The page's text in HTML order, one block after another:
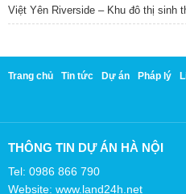
Việt Yên Riverside – Khu đô thị sinh
Trang chủ Tin tức Dự án Pháp lý
THÔNG TIN DỰ ÁN HÀ NỘI
Tel: 0986 866 790
Website: www.land24h.net